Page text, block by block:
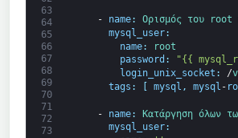
63
64
65
66
67
68
69
70
71
72
73
- name: Ορισμός του root
mysql_user:
name:
root
password :
"{{
login_unix_socket : /
tags : mysql , mysql -
- name: Κατάργηση όλων
mysql_user: